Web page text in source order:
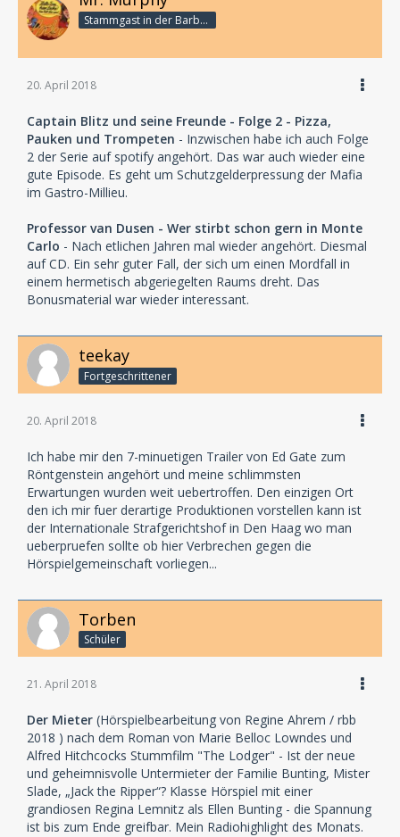
Stammgast in der Barbarabar
20. April 2018
Captain Blitz und seine Freunde - Folge 2 - Pizza,
Pauken und Trompeten - Inzwischen habe ich auch Folge
2 der Serie auf spotify angehört. Das war auch wieder eine
gute Episode. Es geht um Schutzgelderpressung der Mafia
im Gastro-Millieu.
Professor van Dusen - Wer stirbt schon gern in Monte
Carlo - Nach etlichen Jahren mal wieder angehört. Diesmal
auf CD. Ein sehr guter Fall, der sich um einen Mordfall in
einem hermetisch abgeriegelten Raums dreht. Das
Bonusmaterial war wieder interessant.
teekay
Fortgeschrittener
20. April 2018
Ich habe mir den 7-minuetigen Trailer von Ed Gate zum
Röntgenstein angehört und meine schlimmsten
Erwartungen wurden weit uebertroffen. Den einzigen Ort
den ich mir fuer derartige Produktionen vorstellen kann ist
der Internationale Strafgerichtshof in Den Haag wo man
ueberpruefen sollte ob hier Verbrechen gegen die
Hörspielgemeinschaft vorliegen...
Torben
Schüler
21. April 2018
Der Mieter (Hörspielbearbeitung von Regine Ahrem / rbb
2018 ) nach dem Roman von Marie Belloc Lowndes und
Alfred Hitchcocks Stummfilm "The Lodger" - Ist der neue
und geheimnisvolle Untermieter der Familie Bunting, Mister
Slade, „Jack the Ripper“? Klasse Hörspiel mit einer
grandiosen Regina Lemnitz als Ellen Bunting - die Spannung
ist bis zum Ende greifbar. Mein Radiohighlight des Monats.